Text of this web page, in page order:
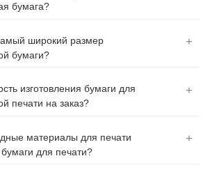
бумага?
широкий размер
бумаги?
изготовления бумаги для
печати на заказ?
материалы для печати
для печати?